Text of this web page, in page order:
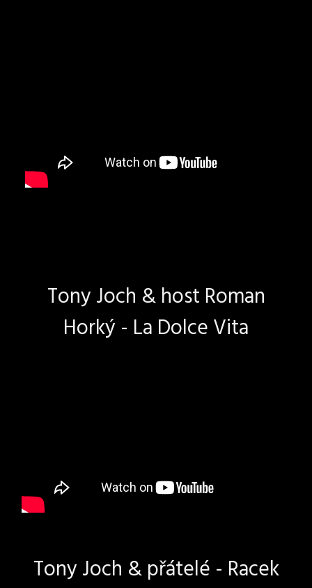
Tony Joch & host Roman
Horký - La Dolce Vita
Tony Joch & přátelé - Racek